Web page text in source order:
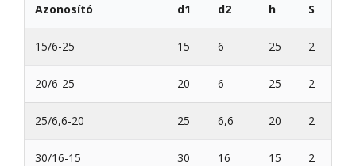
Azonosító d1 d2 h S
15/6-25 15 6 25 2
20/6-25 20 6 25 2
25/6,6-20 25 6,6 20 2
30/16-15 30 16 15 2